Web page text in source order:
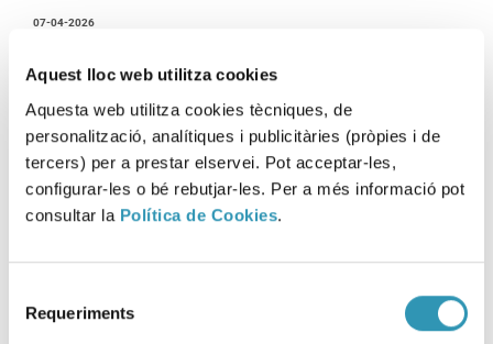
Aquest lloc web utilitza cookies
Aquesta web utilitza cookies tècniques, de
personalització, analítiques i publicitàries (pròpies i de
tercers) per a prestar elservei. Pot acceptar-les,
configurar-les o bé rebutjar-les. Per a més informació pot
consultar la Política de Cookies.
Requeriments
07-04-2026